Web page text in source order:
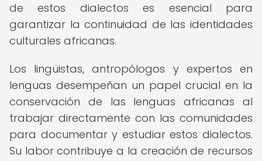
de estos dialectos es esencial para
garantizar la continuidad de las identidades
culturales africanas.
Los lingüistas, antropólogos y expertos en
lenguas desempeñan un papel crucial en la
conservación de las lenguas africanas al
trabajar directamente con las comunidades
para documentar y estudiar estos dialectos.
Su labor contribuye a la creación de recursos